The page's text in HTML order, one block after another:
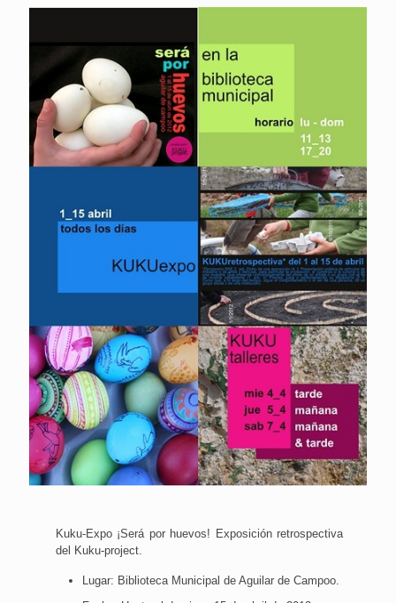
Kuku-Expo ¡Será por huevos! Exposición retrospectiva
del Kuku-project.
Lugar: Biblioteca Municipal de Aguilar de Campoo.